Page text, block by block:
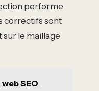
performe
correctifs sont
le maillage
SEO